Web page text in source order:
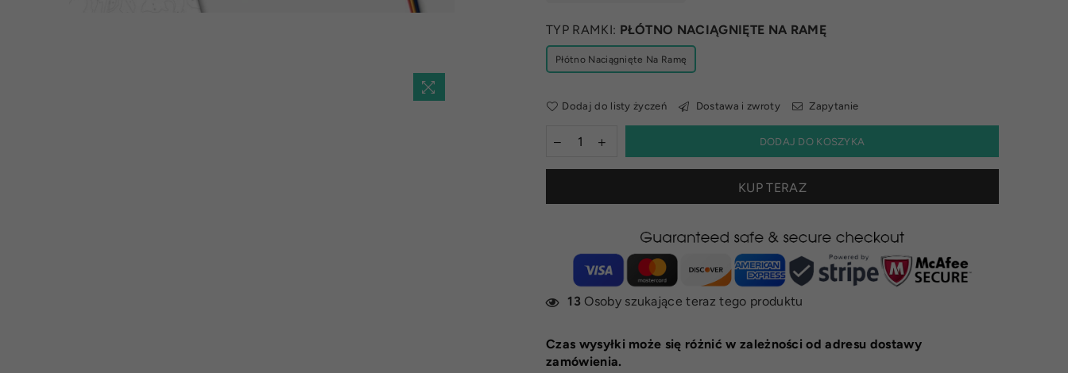
TYP RAMKI: PŁÓTNO NACIĄGNIĘTE NA RAMĘ
Płótno Naciągnięte Na Ramę
Dodaj do listy życzeń Dostawa i zwroty Zapytanie
DODAJ DO KOSZYKA
KUP TERAZ
13 Osoby szukające teraz tego produktu
Czas wysyłki może się różnić w zależności od adresu dostawy
zamówienia.